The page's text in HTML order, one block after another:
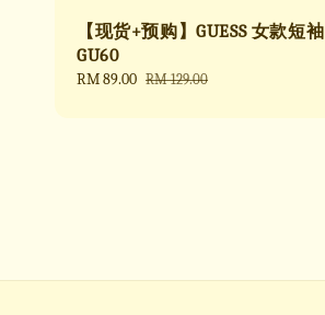
【现货+预购】GUESS 女款短袖
GU60
Sale
RM 89.00 Regular
RM 129.00